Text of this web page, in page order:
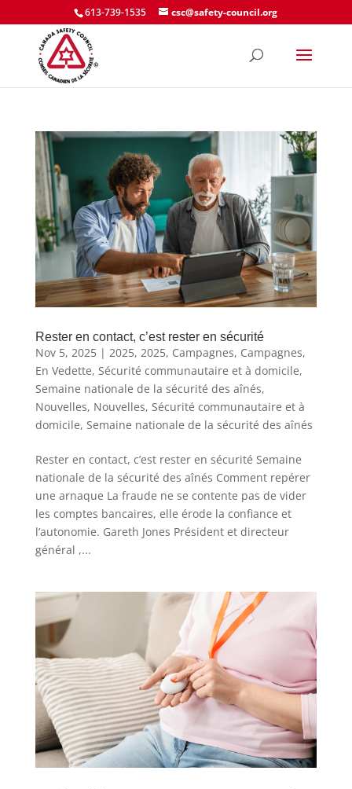
613-739-1535 csc@safety-council.org
Rester en contact, c’est rester en sécurité
Nov 5, 2025| 2025, 2025, Campagnes, Campagnes,
En Vedette, Sécurité communautaire et à domicile,
Semaine nationale de la sécurité des aînés,
Nouvelles, Nouvelles, Sécurité communautaire et à
domicile, Semaine nationale de la sécurité des aînés
Rester en contact, c’est rester en sécurité Semaine
nationale de la sécurité des aînés Comment repérer
une arnaque La fraude ne se contente pas de vider
les comptes bancaires, elle érode la confiance et
l’autonomie. Gareth Jones Président et directeur
général ,...